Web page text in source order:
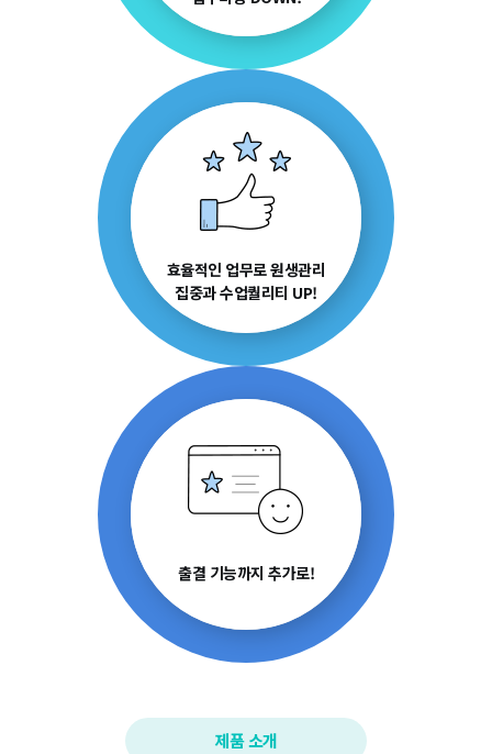
효율적인 업무로 원생관리
집중과 수업퀄리티 UP!
출결 기능까지 추가로!
제품 소개